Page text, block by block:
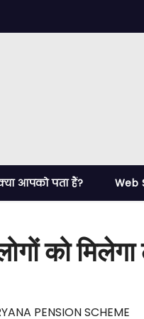
आपको पता हैं? Web
को
PENSION SCHEME